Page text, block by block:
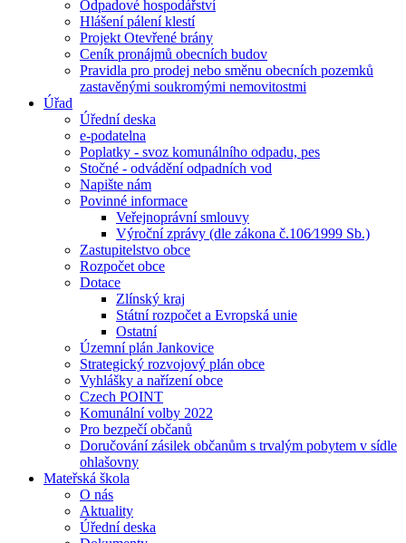
Odpadové hospodářství
Hlášení pálení klestí
Projekt Otevřené brány
Ceník pronájmů obecních budov
Pravidla pro prodej nebo směnu obecních pozemků
zastavěnými soukromými nemovitostmi
Úřad
Úřední deska
e-podatelna
Poplatky - svoz komunálního odpadu, pes
Stočné - odvádění odpadních vod
Napište nám
Povinné informace
Veřejnoprávní smlouvy
Výroční zprávy (dle zákona č.106⁄1999 Sb.)
Zastupitelstvo obce
Rozpočet obce
Dotace
Zlínský kraj
Státní rozpočet a Evropská unie
Ostatní
Územní plán Jankovice
Strategický rozvojový plán obce
Vyhlášky a nařízení obce
Czech POINT
Komunální volby 2022
Pro bezpečí občanů
Doručování zásilek občanům s trvalým pobytem v sídle
ohlašovny
Mateřská škola
O nás
Aktuality
Úřední deska